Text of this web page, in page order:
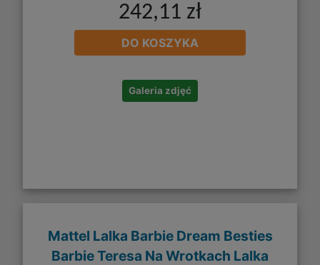
242,11 zł
DO KOSZYKA
Galeria zdjęć
Mattel Lalka Barbie Dream Besties
Barbie Teresa Na Wrotkach Lalka